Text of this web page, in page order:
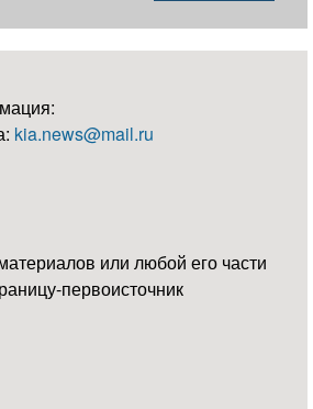
kia.news@mail.ru
или любой его части
первоисточник